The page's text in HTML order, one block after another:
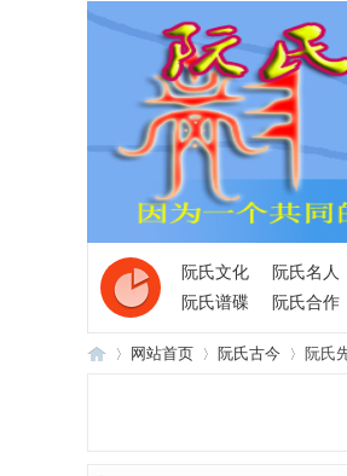
阮氏文化 阮氏名人
阮氏谱碟
阮氏合作
网站首页 阮氏古今 阮氏